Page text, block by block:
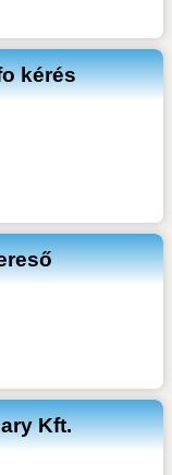
kérés
Kft.